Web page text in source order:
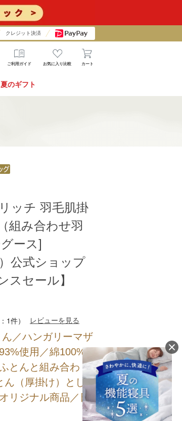
クレジット決済
ご利用ガイド お気に入り比較 カート
夏のギフト
／ハンガリーマザ
使用／綿100%
とんと組み合わ
ん（厚掛け）とし
リジナル商品／日
ッチ 羽毛肌掛
組み合わせ羽
ース]
公式ショップ
スセール】
1件） レビューを見る